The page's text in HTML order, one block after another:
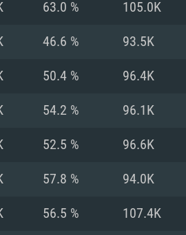
63.0 % 105.0K
46.6 % 93.5K
50.4 % 96.4K
54.2 % 96.1K
52.5 % 96.6K
57.8 % 94.0K
56.5 % 107.4K